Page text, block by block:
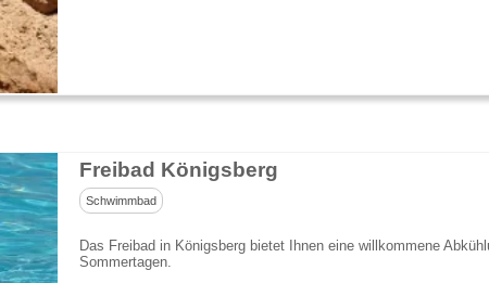
Freibad Königsberg
Schwimmbad
Das Freibad in Königsberg bietet Ihnen eine willkommene
Sommertagen.